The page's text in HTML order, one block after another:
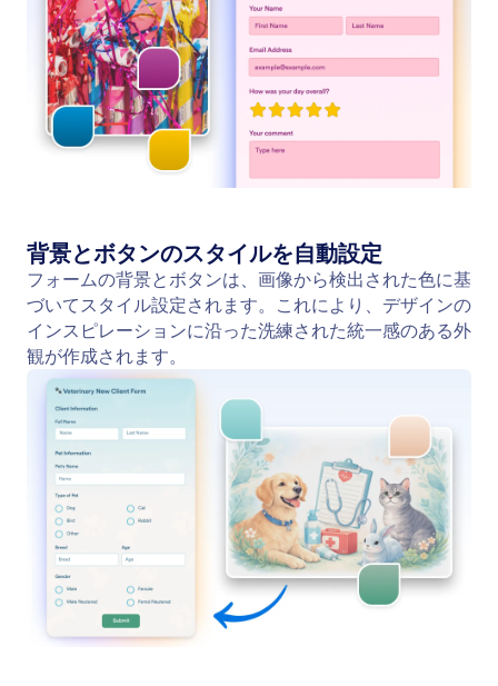
フォームに任意の画像スタイルを適用
ブランド画像をアップロードして、フォームを瞬時
にスタイリング。Jotform AIが自動的に色、背景、
ボタンスタイルを抽出し、デザインに完璧にマッチ
させます。